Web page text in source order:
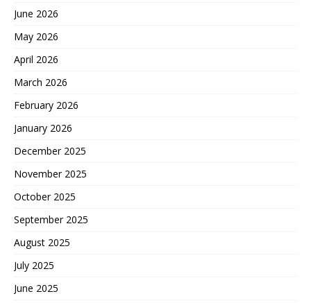
June 2026
May 2026
April 2026
March 2026
February 2026
January 2026
December 2025
November 2025
October 2025
September 2025
August 2025
July 2025
June 2025